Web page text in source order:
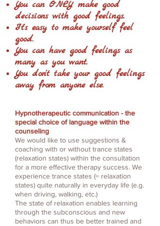
You can ONLY make good
decisions with good feelings.
It's easy to make yourself feel
good.
You can have good feelings as
many as you want.
You don't take your good feelings
away from anyone else.
Hypnotherapeutic communication - the
special choice of language within the
counseling
We would like to use suggestions &
coaching with or without trance states
(relaxation states) within the consultation
for a more effective therapy success. We
experience trance states (= relaxation
states) quite naturally in everyday life (e.g.
when driving, walking, etc.)
The state of relaxation enables learning
through the subconscious and new
behaviors can thus be better trained and